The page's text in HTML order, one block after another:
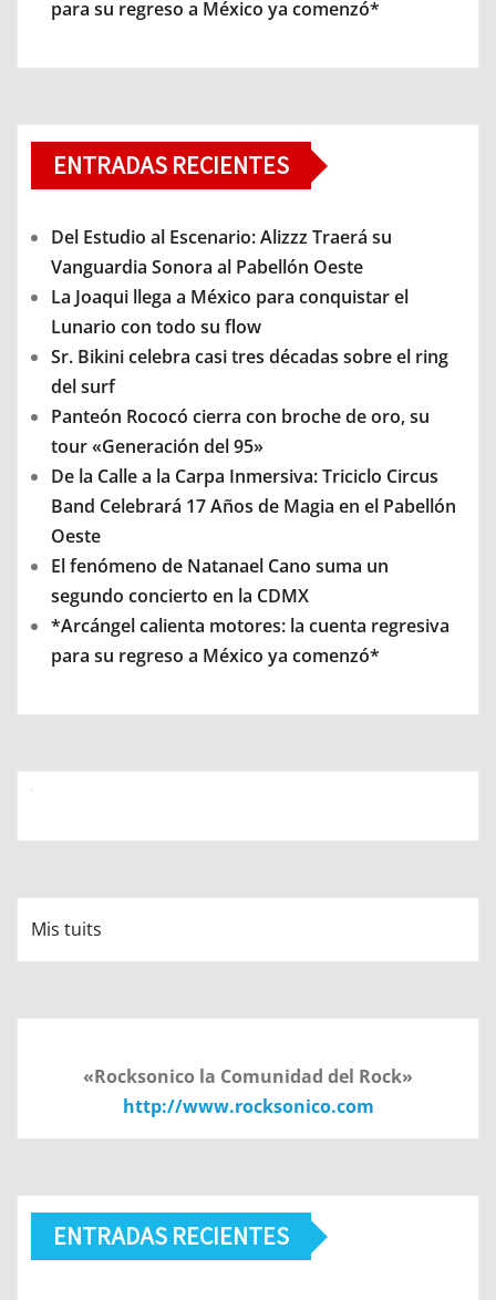
para su regreso a México ya comenzó*
ENTRADAS RECIENTES
Del Estudio al Escenario: Alizzz Traerá su
Vanguardia Sonora al Pabellón Oeste
La Joaqui llega a México para conquistar el
Lunario con todo su flow
Sr. Bikini celebra casi tres décadas sobre el ring
del surf
Panteón Rococó cierra con broche de oro, su
tour «Generación del 95»
De la Calle a la Carpa Inmersiva: Triciclo Circus
Band Celebrará 17 Años de Magia en el Pabellón
Oeste
El fenómeno de Natanael Cano suma un
segundo concierto en la CDMX
*Arcángel calienta motores: la cuenta regresiva
para su regreso a México ya comenzó*
Mis tuits
«Rocksonico la Comunidad del Rock»
http://www.rocksonico.com
ENTRADAS RECIENTES